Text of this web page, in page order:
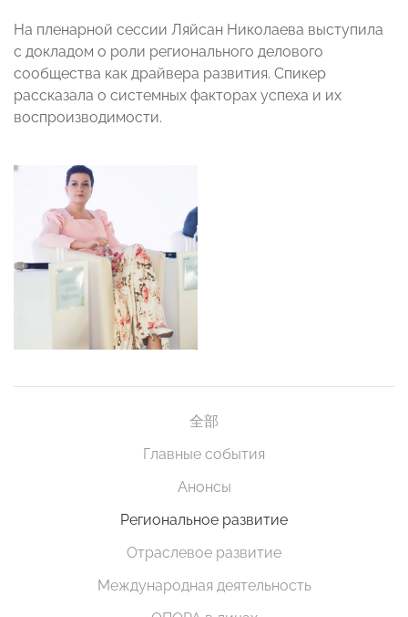
На пленарной сессии Ляйсан Николаева выступила
с докладом о роли регионального делового
сообщества как драйвера развития. Спикер
рассказала о системных факторах успеха и их
воспроизводимости.
全部
Главные события
Анонсы
Региональное развитие
Отраслевое развитие
Международная деятельность